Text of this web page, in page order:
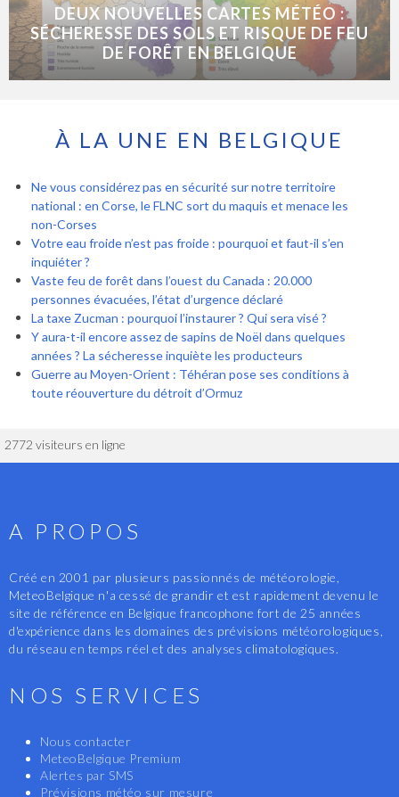
DEUX NOUVELLES CARTES MÉTÉO :
SÉCHERESSE DES SOLS ET RISQUE DE FEU
DE FORÊT EN BELGIQUE
À LA UNE EN BELGIQUE
Ne vous considérez pas en sécurité sur notre territoire
national : en Corse, le FLNC sort du maquis et menace les
non-Corses
Votre eau froide n’est pas froide : pourquoi et faut-il s’en
inquiéter ?
Vaste feu de forêt dans l’ouest du Canada : 20.000
personnes évacuées, l’état d’urgence déclaré
La taxe Zucman : pourquoi l’instaurer ? Qui sera visé ?
Y aura-t-il encore assez de sapins de Noël dans quelques
années ? La sécheresse inquiète les producteurs
Guerre au Moyen-Orient : Téhéran pose ses conditions à
toute réouverture du détroit d’Ormuz
2772 visiteurs en ligne
A PROPOS
Créé en 2001 par plusieurs passionnés de météorologie,
MeteoBelgique n'a cessé de grandir et est rapidement devenu le
site de référence en Belgique francophone fort de 25 années
d'expérience dans les domaines des prévisions météorologiques,
du réseau en temps réel et des analyses climatologiques.
NOS SERVICES
Nous contacter
MeteoBelgique Premium
Alertes par SMS
Prévisions météo sur mesure